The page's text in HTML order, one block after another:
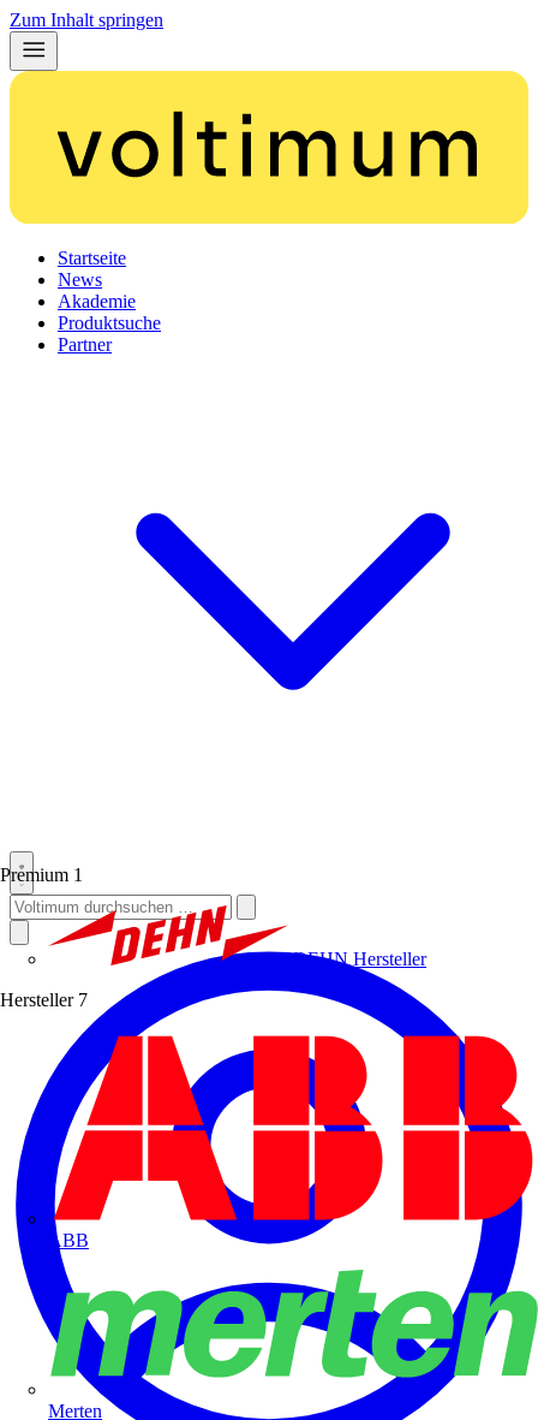
Zum Inhalt springen
Startseite
News
Akademie
Produktsuche
Partner
Premium 1
DEHN Hersteller
Hersteller 7
ABB
Merten